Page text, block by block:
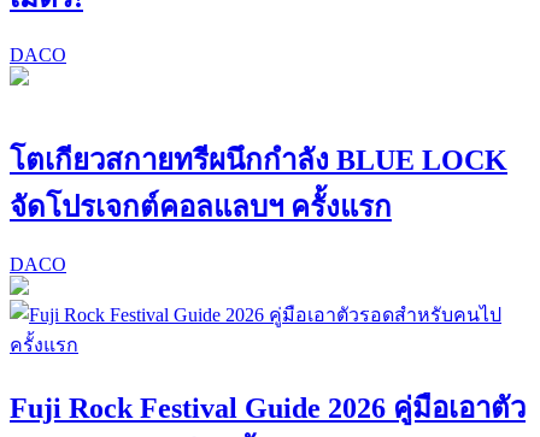
DACO
โตเกียวสกายทรีผนึกกำลัง BLUE LOCK
จัดโปรเจกต์คอลแลบฯ ครั้งแรก
DACO
Fuji Rock Festival Guide 2026 คู่มือเอาตัว